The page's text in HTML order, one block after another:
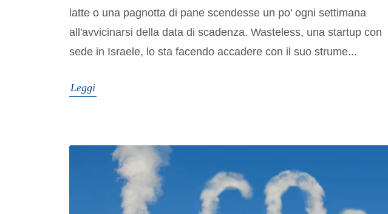
latte o una pagnotta di pane scendesse un po' ogni settimana
all'avvicinarsi della data di scadenza. Wasteless, una startup con
sede in Israele, lo sta facendo accadere con il suo strume...
Leggi